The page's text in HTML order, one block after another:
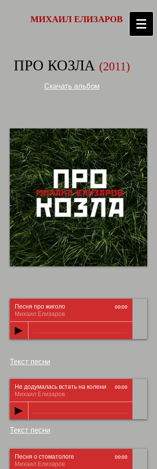
МИХАИЛ ЕЛИЗАРОВ
ПРО КОЗЛА (2011)
Скачать альбом
Песня про жиголо
Михаил Елизаров
00:00
Текст песни
Не додумалась встать на колени
Михаил Елизаров
00:00
Текст песни
Песня о стоматологе
Михаил Елизаров
00:00